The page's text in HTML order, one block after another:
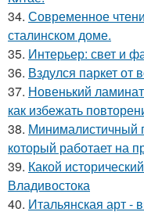
34. Современное
сталинском доме.
35. Интерьер: свет и
36. Вздулся паркет от
37. Новенький
как избежать
38. Минималистичный
который работает на
39. Какой
Владивостока
40. Итальянская арт -